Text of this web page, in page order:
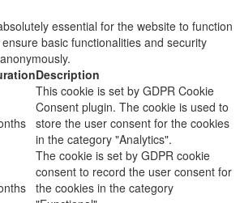
essential for the website to function
basic functionalities and security
Description
This cookie is set by GDPR Cookie
Consent plugin. The cookie is used to
store the user consent for the cookies
in the category "Analytics".
The cookie is set by GDPR cookie
consent to record the user consent for
the cookies in the category